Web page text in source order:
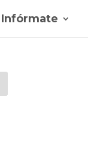
Infórmate